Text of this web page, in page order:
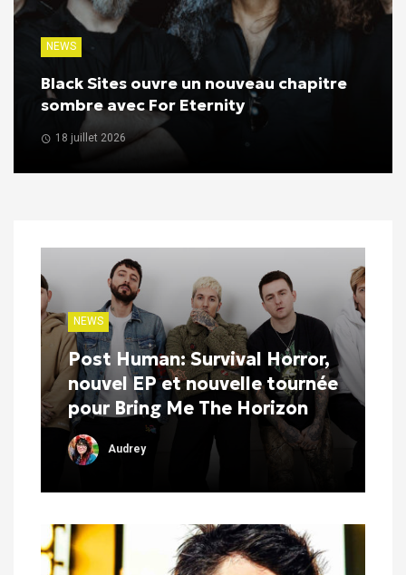
NEWS
Black Sites ouvre un nouveau chapitre
sombre avec For Eternity
18 juillet 2026
NEWS
Post Human: Survival Horror,
nouvel EP et nouvelle tournée
pour Bring Me The Horizon
Audrey